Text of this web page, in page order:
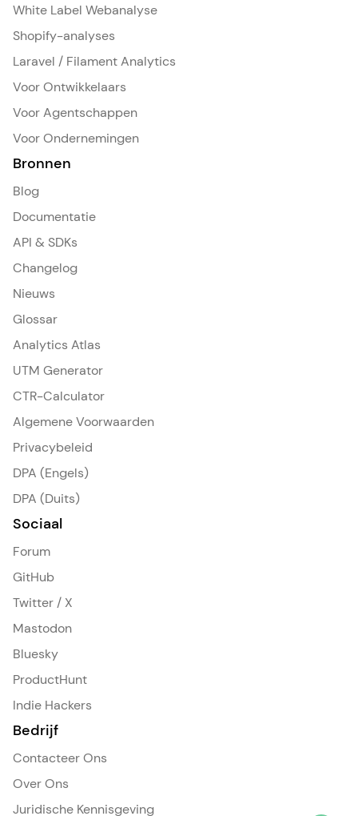
White Label Webanalyse
Shopify-analyses
Laravel / Filament Analytics
Voor Ontwikkelaars
Voor Agentschappen
Voor Ondernemingen
Bronnen
Blog
Documentatie
API & SDKs
Changelog
Nieuws
Glossar
Analytics Atlas
UTM Generator
CTR-Calculator
Algemene Voorwaarden
Privacybeleid
DPA (Engels)
DPA (Duits)
Sociaal
Forum
GitHub
Twitter / X
Mastodon
Bluesky
ProductHunt
Indie Hackers
Bedrijf
Contacteer Ons
Over Ons
Juridische Kennisgeving